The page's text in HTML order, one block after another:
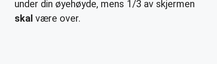
under din øyehøyde, mens 1/3 av skjermen
skal være over.